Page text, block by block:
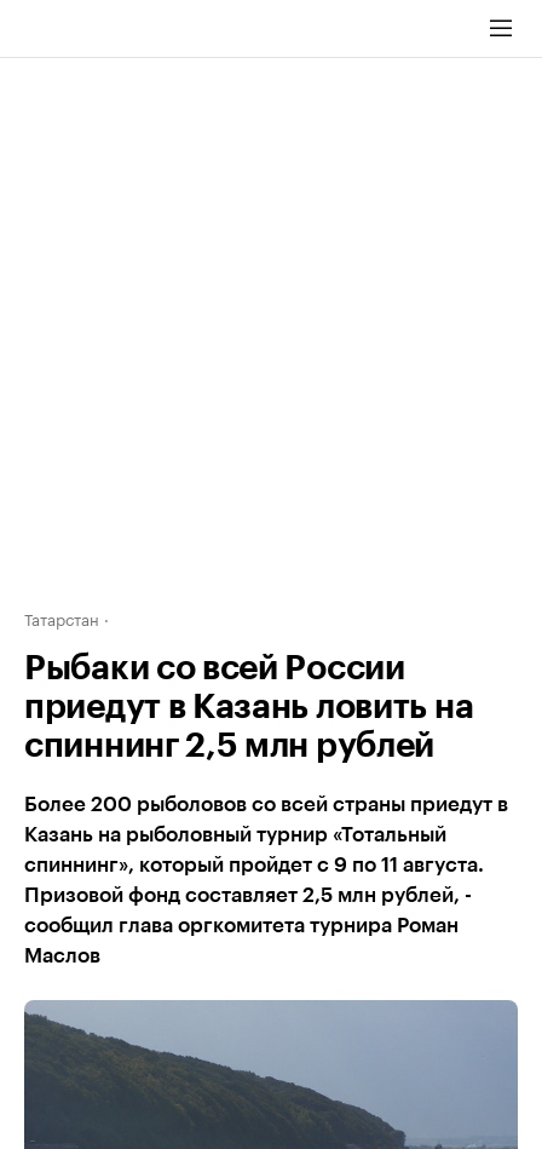
Татарстан
Рыбаки со всей России
приедут в Казань ловить на
спиннинг 2,5 млн рублей
Более 200 рыболовов со всей страны приедут в
Казань на рыболовный турнир «Тотальный
спиннинг», который пройдет с 9 по 11 августа.
Призовой фонд составляет 2,5 млн рублей, -
сообщил глава оргкомитета турнира Роман
Маслов